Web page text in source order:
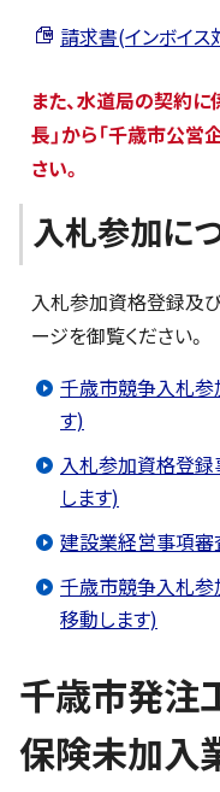
請求書(インボイス
また、水道局の契約
長」から「千歳市公営
さい。
入札参加に
入札参加資格登録及
ージを御覧ください。
千歳市競争入札
す)
入札参加資格登
します)
建設業経営事項審
千歳市競争入札
移動します)
千歳市発注
保険未加入